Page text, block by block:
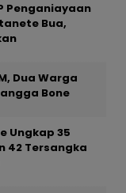
Penganiayaan
Bua,
Dua Warga
Bone
Ungkap 35
42 Tersangka